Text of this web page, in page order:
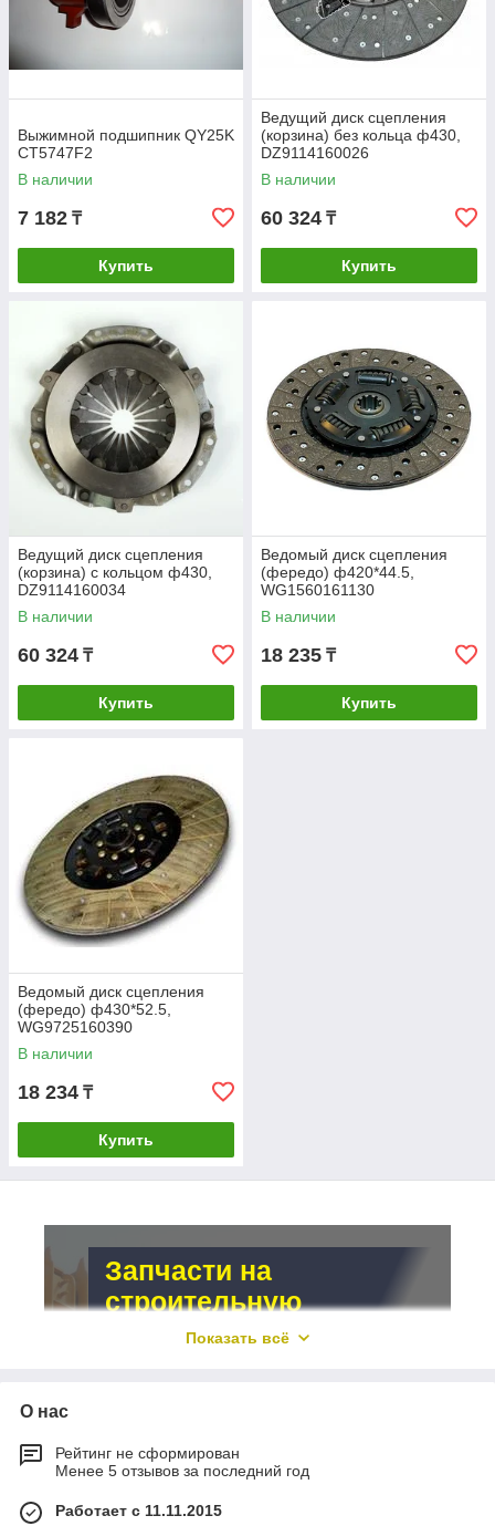
Гарантия качества
Приобретая у нас запчасти для спецтехники, вы
можете быть уверены в их высоком качестве. Мы
предлагаем только проверенные варианты. Все
материалов.
Индивидуальный подход
Наши специалисты готовы в любой момент
проконсультировать вас по всем вопросам. Мы
поможем сделать правильный выбор. Если какой-
то запчасти нет в каталоге, свяжитесь с нами, мы
доставим ее на заказ.
Связаться с нами
КУПИТЬ ДИСК СЦЕПЛЕНИЯ ДЛЯ
СПЕЦТЕХНИКИ ОПТОМ В АЛМАТЫ
1.
Простое и быстрое оформление покупки онлайн,
которое происходит в несколько кликов.
2.
При заказе мы предоставляем каждому клиенту
с выбором.
3.
бонусов для постоянных клиентов и крупных
Выжимной подшипник QY25K
CT5747F2
В наличии
7 182 ₸
Купить
Ведущий диск сцепления
(корзина) без кольца ф430,
DZ9114160026
В наличии
60 324 ₸
Купить
Ведущий диск сцепления
(корзина) с кольцом ф430,
DZ9114160034
В наличии
60 324 ₸
Купить
Ведомый диск сцепления
(фередо) ф420*44.5,
WG1560161130
В наличии
18 235 ₸
Купить
Ведомый диск сцепления
(фередо) ф430*52.5,
WG9725160390
В наличии
18 234 ₸
Купить
Запчасти на
строительную
спецтехнику в
диски сцепления для
спецтехники и другие
запчасти
Показать всё
О нас
Рейтинг не сформирован
Менее 5 отзывов за последний год
Работает с 11.11.2015